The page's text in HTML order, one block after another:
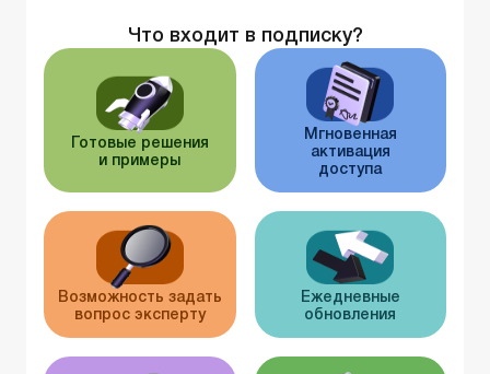
Что входит в подписку?
Готовые решения
и примеры
Мгновенная
активация
доступа
Возможность задать
вопрос эксперту
Ежедневные
обновления